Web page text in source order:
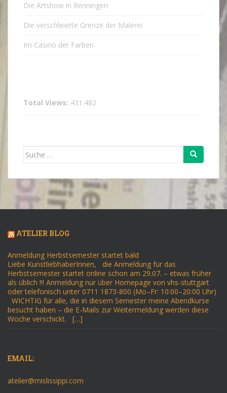
Die Artshow in Renningen
Die verschleierte Grenze der Malerei
Im Casino der Farben
Total Views: 431.482
Suche
ATELIER BLOG
Anmeldung Herbstsemester startet bald
Liebe KunstliebhaberInnen, die Anmeldung für das
Herbstsemester startet online schon am 29.07. – etwas früher
als üblich !!! Anmeldung nur über Homepage von vhs-stuttgart
oder telefonisch unter 0711 1873-800 (Mo–Fr: 10:00–20:00 Uhr)
WICHTIG für alle, die in diesem Semester meine Abendkurse
besucht haben – die E-Mails zur Weitermeldung werden diese
Woche verschickt. […]
EMAIL:
atelier@mislissippi.com